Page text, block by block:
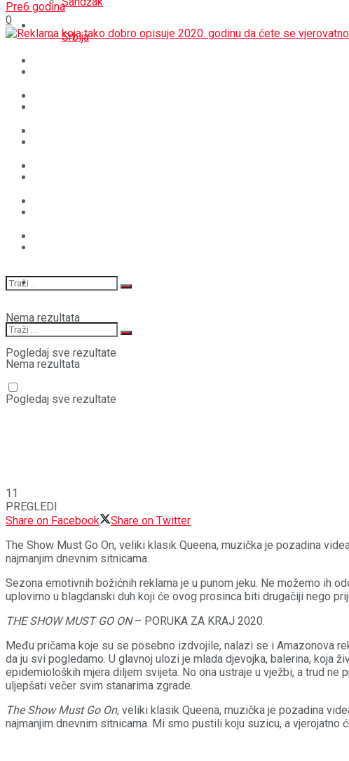
REGIJA
Nema rezultata
Pogledaj sve rezultate
Srbija
SPORT
Nema rezultata
Pogledaj sve rezultate
Pre6 godina
0
11
PREGLEDI
Share on Facebook
Share on Twitter
The Show Must Go On, veliki klasik Queena, muzička je pozadina
najmanjim dnevnim sitnicama.
Sezona emotivnih božićnih reklama je u punom jeku. Ne možemo ih
uplovimo u blagdanski duh koji će ovog prosinca biti drugačiji nego
THE SHOW MUST GO ON– PORUKA ZA KRAJ 2020.
Među pričama koje su se posebno izdvojile, nalazi se i Amazonova
da ju svi pogledamo. U glavnoj ulozi je mlada djevojka, balerina, koja
epidemioloških mjera diljem svijeta. No ona ustraje u vježbi, a trud
uljepšati večer svim stanarima zgrade.
The Show Must Go On, veliki klasik Queena, muzička je pozadina
najmanjim dnevnim sitnicama. Mi smo pustili koju suzicu, a vjerojatno